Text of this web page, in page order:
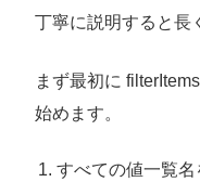
丁寧に説明すると長
まず最初に
始めます。
すべての値一覧